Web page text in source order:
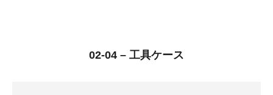
02-04 – 工具ケース